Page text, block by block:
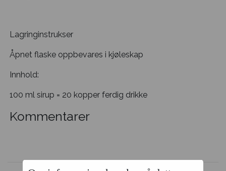
Lagringinstrukser
Åpnet flaske oppbevares i kjøleskap
Innhold:
100 ml sirup = 20 kopper ferdig drikke
Kommentarer